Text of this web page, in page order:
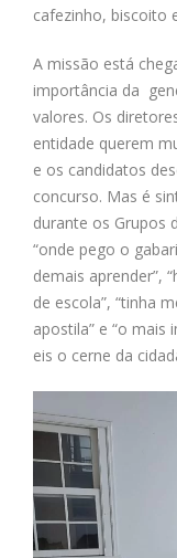
cafezinho, biscoito
A missão está
importância da
valores. Os
entidade querem
e os candidatos
concurso. Mas é
durante os Grupos
“onde pego o
demais aprender”,
de escola”, “tinha
apostila” e “o mais
eis o cerne da